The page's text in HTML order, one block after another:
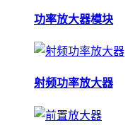
功率放大器模块
射频功率放大器